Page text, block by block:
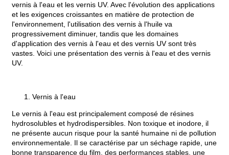
vernis à l'eau et les vernis UV. Avec l'évolution des applications
et les exigences croissantes en matière de protection de
l'environnement, l'utilisation des vernis à l'huile va
progressivement diminuer, tandis que les domaines
d'application des vernis à l'eau et des vernis UV sont très
vastes. Voici une présentation des vernis à l'eau et des vernis
UV.
Vernis à l'eau
Le vernis à l'eau est principalement composé de résines
hydrosolubles et hydrodispersibles. Non toxique et inodore, il
ne présente aucun risque pour la santé humaine ni de pollution
environnementale. Il se caractérise par un séchage rapide, une
bonne transparence du film, des performances stables, une